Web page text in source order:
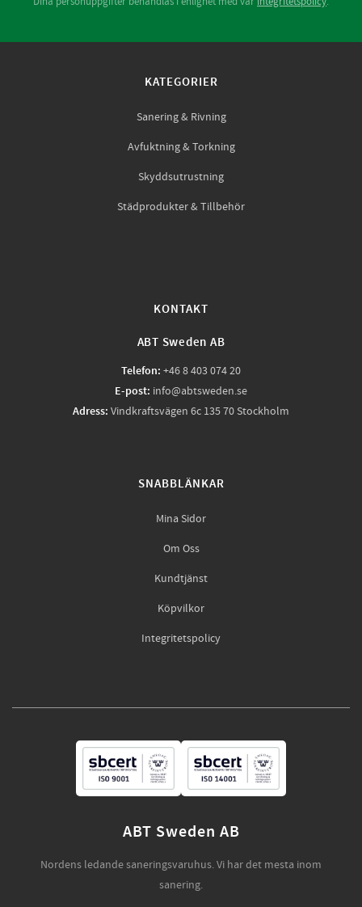
KATEGORIER
Sanering & Rivning
Avfuktning & Torkning
Skyddsutrustning
Städprodukter & Tillbehör
KONTAKT
ABT Sweden AB
Telefon: +46 8 403 074 20
E-post: info@abtsweden.se
Adress: Vindkraftsvägen 6c 135 70 Stockholm
SNABBLÄNKAR
Mina Sidor
Om Oss
Kundtjänst
Köpvilkor
Integritetspolicy
ABT Sweden AB
Nordens ledande saneringsvaruhus. Vi har det mesta inom
sanering.